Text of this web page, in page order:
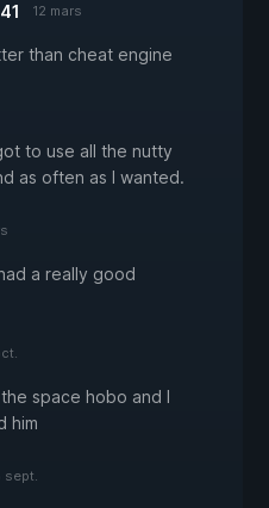
12 mars
than cheat engine
to use all the nutty
as often as I wanted.
a really good
space hobo and I
him
sept.